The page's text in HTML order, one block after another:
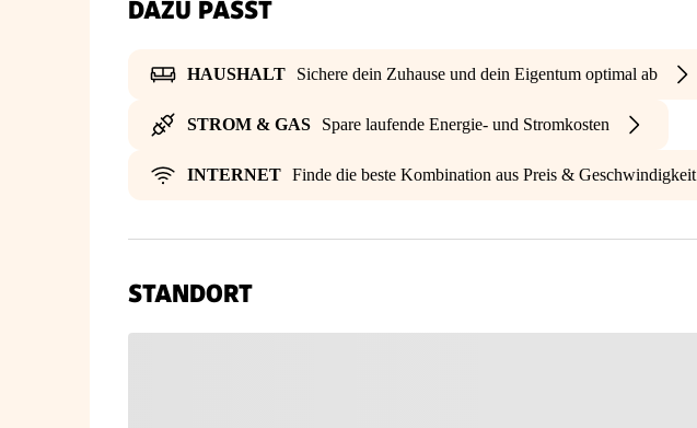
DAZU PASST
HAUSHALT Sichere dein Zuhause und dein Eigentum optimal ab
STROM & GAS Spare laufende Energie- und Stromkosten
INTERNET Finde die beste Kombination aus Preis & Geschwindigkeit
STANDORT